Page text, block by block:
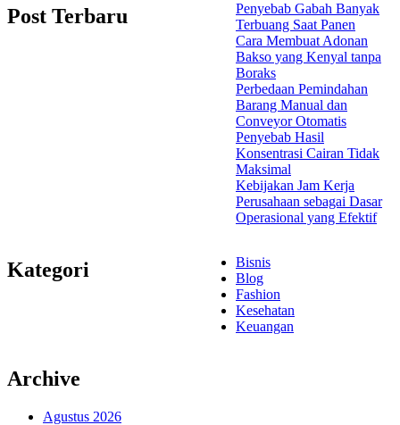
Post Terbaru
Penyebab Gabah Banyak
Terbuang Saat Panen
Cara Membuat Adonan
Bakso yang Kenyal tanpa
Boraks
Perbedaan Pemindahan
Barang Manual dan
Conveyor Otomatis
Penyebab Hasil
Konsentrasi Cairan Tidak
Maksimal
Kebijakan Jam Kerja
Perusahaan sebagai Dasar
Operasional yang Efektif
Kategori
Bisnis
Blog
Fashion
Kesehatan
Keuangan
Archive
Agustus 2026